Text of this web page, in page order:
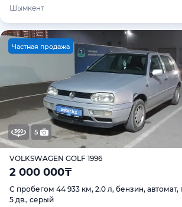
Шымкент
Частная продажа
5
VOLKSWAGEN GOLF 1996
2 000 000₸
С пробегом 44 933 км, 2.0 л, бензин, автомат,
5 дв., серый